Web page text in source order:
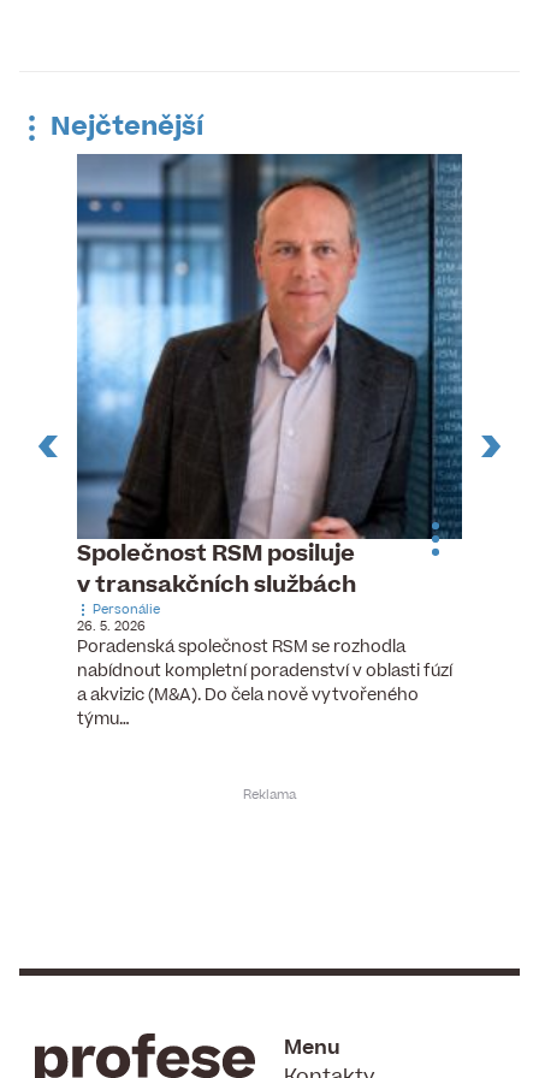
Nejčtenější
Společnost RSM posiluje
v transakčních službách
Personálie
26. 5. 2026
Poradenská společnost RSM se rozhodla
nabídnout kompletní poradenství v oblasti fúzí
a akvizic (M&A). Do čela nově vytvořeného
týmu…
Menu